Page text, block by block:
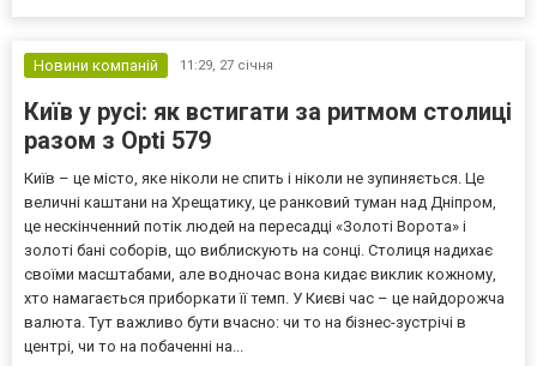
Новини компаній 11:29, 27 січня
Київ у русі: як встигати за ритмом столиці
разом з Opti 579
Київ – це місто, яке ніколи не спить і ніколи не зупиняється. Це
величні каштани на Хрещатику, це ранковий туман над Дніпром,
це нескінченний потік людей на пересадці «Золоті Ворота» і
золоті бані соборів, що виблискують на сонці. Столиця надихає
своїми масштабами, але водночас вона кидає виклик кожному,
хто намагається приборкати її темп. У Києві час – це найдорожча
валюта. Тут важливо бути вчасно: чи то на бізнес-зустрічі в
центрі, чи то на побаченні на...